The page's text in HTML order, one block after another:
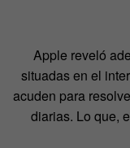
Apple reveló
situadas en el
acuden para
diarias. Lo que,